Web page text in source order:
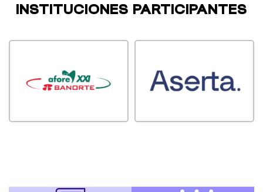
INSTITUCIONES PARTICIPANTES